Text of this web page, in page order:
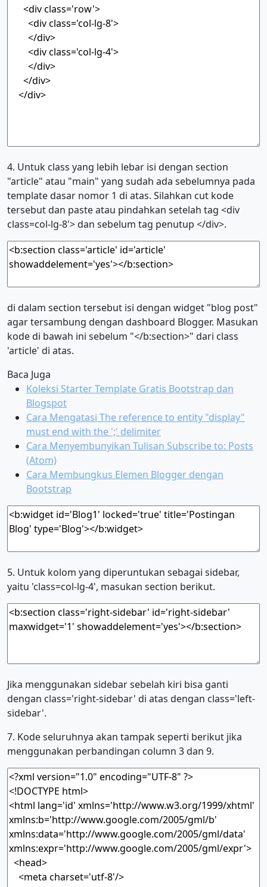
4. Untuk class yang lebih lebar isi dengan section
"article" atau "main" yang sudah ada sebelumnya pada
template dasar nomor 1 di atas. Silahkan cut kode
tersebut dan paste atau pindahkan setelah tag <div
class=col-lg-8'> dan sebelum tag penutup </div>.
di dalam section tersebut isi dengan widget "blog post"
agar tersambung dengan dashboard Blogger. Masukan
kode di bawah ini sebelum "</b:section>" dari class
'article' di atas.
Baca Juga
Koleksi Starter Template Gratis Bootstrap dan
Blogspot
Cara Mengatasi The reference to entity "display"
must end with the ';' delimiter
Cara Menyembunyikan Tulisan Subscribe to: Posts
(Atom)
Cara Membungkus Elemen Blogger dengan
Bootstrap
5. Untuk kolom yang diperuntukan sebagai sidebar,
yaitu 'class=col-lg-4', masukan section berikut.
Jika menggunakan sidebar sebelah kiri bisa ganti
dengan class='right-sidebar' di atas dengan class='left-
sidebar'.
7. Kode seluruhnya akan tampak seperti berikut jika
menggunakan perbandingan column 3 dan 9.